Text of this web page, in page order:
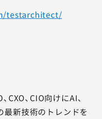
testarchitect/
CXO、CIO向けにAI、
最新技術のトレンドを